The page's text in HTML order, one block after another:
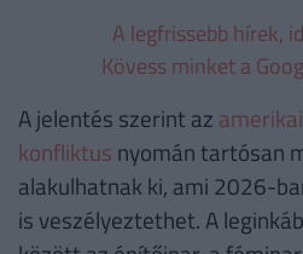
A legfrissebb hírek,
Kövess minket a
A jelentés szerint az
konfliktus nyomán tartósan
alakulhatnak ki, ami 2026-
is veszélyeztethet. A